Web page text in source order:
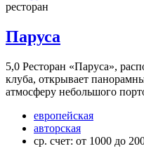
ресторан
Паруса
5,0 Ресторан «Паруса»,
клуба, открывает
атмосферу небольшого
европейская
авторская
ср. счет: от 1000 до